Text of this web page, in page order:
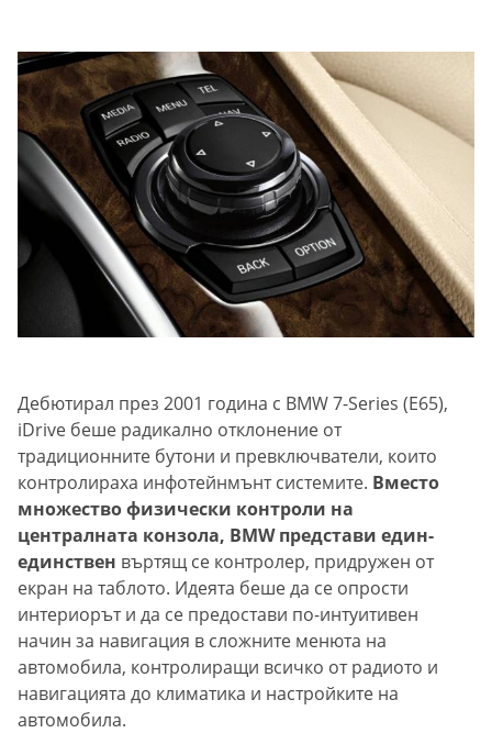
Дебютирал през 2001 година с BMW 7-Series (E65),
iDrive беше радикално отклонение от
традиционните бутони и превключватели, които
контролираха инфотейнмънт системите. Вместо
множество физически контроли на
централната конзола, BMW представи един-
единствен въртящ се контролер, придружен от
екран на таблото. Идеята беше да се опрости
интериорът и да се предостави по-интуитивен
начин за навигация в сложните менюта на
автомобила, контролиращи всичко от радиото и
навигацията до климатика и настройките на
автомобила.